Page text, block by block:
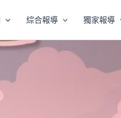
綜合報導 獨家報導